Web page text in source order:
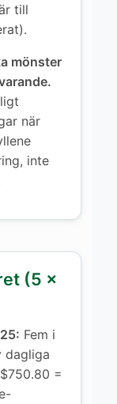
till
mönster
när
inte
(5 ×
Fem i
dagliga
=